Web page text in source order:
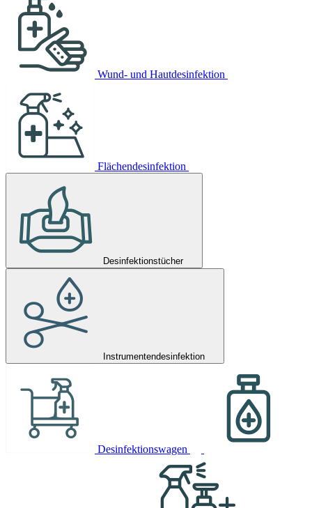
Wund- und Hautdesinfektion
Flächendesinfektion
Desinfektionstücher
Instrumentendesinfektion
Desinfektionswagen